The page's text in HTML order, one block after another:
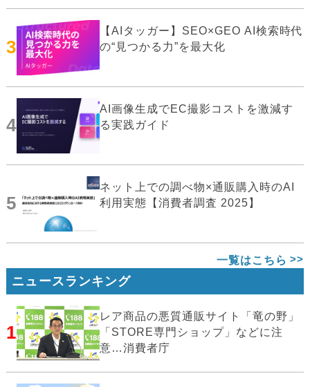
3
【AIタッガー】SEO×GEO AI検索時代
の“見つかる力”を最大化
4
AI画像生成でEC撮影コストを激減す
る実践ガイド
5
ネット上での調べ物×通販購入時のAI
利用実態【消費者調査 2025】
一覧はこちら
ニュースランキング
1
レア商品の悪質通販サイト「竜の野」
「STORE専門ショップ」などに注
意…消費者庁